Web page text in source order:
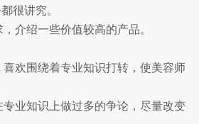
很讲究。
介绍一些价值较高的产品。
欢围绕着专业知识打转，使美容师
业知识上做过多的争论，尽量改变